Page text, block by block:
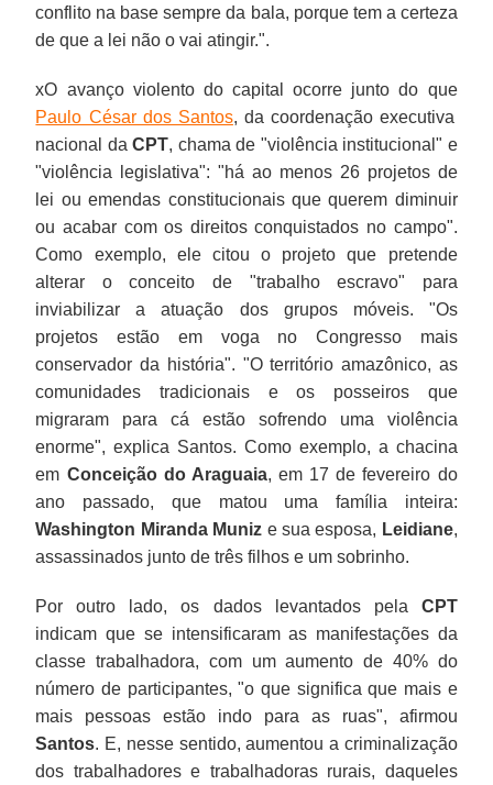
conflito na base sempre da bala, porque tem a certeza
de que a lei não o vai atingir.".
xO avanço violento do capital ocorre junto do que
Paulo César dos Santos, da coordenação executiva
nacional daCPT, chama de "violência institucional" e
"violência legislativa": "há ao menos 26 projetos de
lei ou emendas constitucionais que querem diminuir
ou acabar com os direitos conquistados no campo".
Como exemplo, ele citou o projeto que pretende
alterar o conceito de "trabalho escravo" para
inviabilizar a atuação dos grupos móveis. "Os
projetos estão em voga no Congresso mais
conservador da história". "O território amazônico, as
comunidades tradicionais e os posseiros que
migraram para cá estão sofrendo uma violência
enorme", explica Santos. Como exemplo, a chacina
em Conceição do Araguaia, em 17 de fevereiro do
ano passado, que matou uma família inteira:
Washington Miranda Muniz e sua esposa, Leidiane,
assassinados junto de três filhos e um sobrinho.
Por outro lado, os dados levantados pela CPT
indicam que se intensificaram as manifestações da
classe trabalhadora, com um aumento de 40% do
número de participantes, "o que significa que mais e
mais pessoas estão indo para as ruas", afirmou
Santos. E, nesse sentido, aumentou a criminalização
dos trabalhadores e trabalhadoras rurais, daqueles